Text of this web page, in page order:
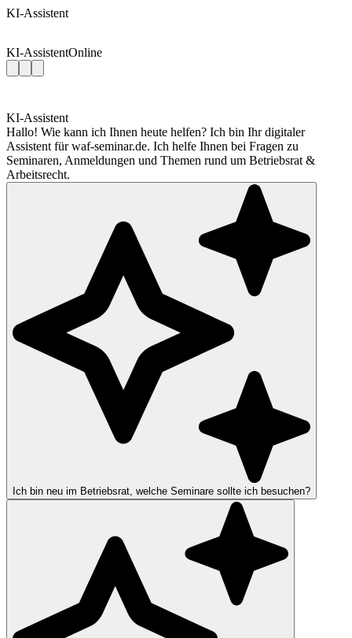
KI-Assistent
KI-AssistentOnline
KI-Assistent
Hallo! Wie kann ich Ihnen heute helfen? Ich bin Ihr digitaler
Assistent für waf-seminar.de. Ich helfe Ihnen bei Fragen zu
Seminaren, Anmeldungen und Themen rund um Betriebsrat &
Arbeitsrecht.
Ich bin neu im Betriebsrat, welche Seminare sollte ich besuchen?